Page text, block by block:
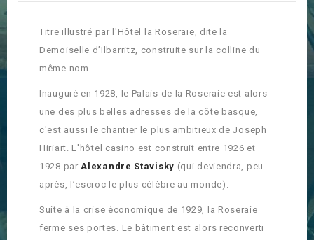
Titre illustré par l'Hôtel la Roseraie, dite la
Demoiselle d’Ilbarritz, construite sur la colline du
même nom.
Inauguré en 1928, le Palais de la Roseraie est alors
une des plus belles adresses de la côte basque,
c'est aussi le chantier le plus ambitieux de Joseph
Hiriart. L'hôtel casino est construit entre 1926 et
1928 parAlexandre Stavisky (qui deviendra, peu
après, l’escroc le plus célèbre au monde).
Suite à la crise économique de 1929, la Roseraie
ferme ses portes. Le bâtiment est alors reconverti